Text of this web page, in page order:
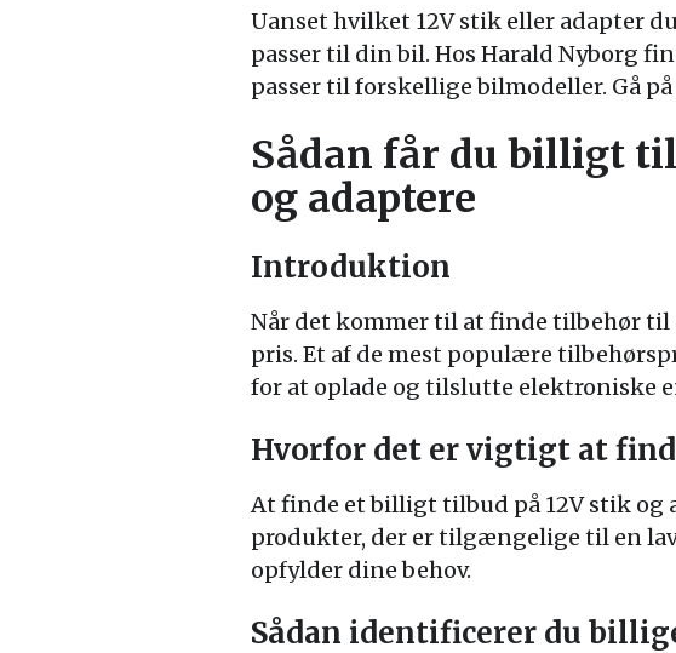
Uanset hvilket 12V stik eller adapter
passer til din bil. Hos Harald Nyborg
passer til forskellige bilmodeller. Gå
Sådan får du billigt
og adaptere
Introduktion
Når det kommer til at finde tilbehør
pris. Et af de mest populære
for at oplade og tilslutte elektroniske
Hvorfor det er vigtigt at
At finde et billigt tilbud på 12V stik og
produkter, der er tilgængelige til en
opfylder dine behov.
Sådan identificerer du